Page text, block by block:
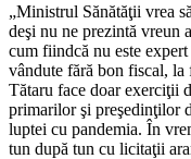
„Ministrul Sănătăţii vrea
deşi nu ne prezintă vreun
cum fiindcă nu este
vândute fără bon fiscal,
Tătaru face doar exerciţii
primarilor şi preşedinţilor
luptei cu pandemia. În
tun după tun cu licitaţii